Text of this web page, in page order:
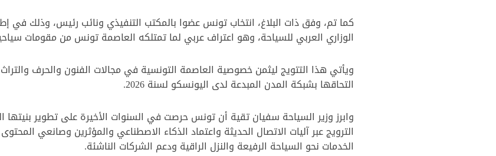
كما تم، وفق ذات البلاغ، انتخاب تونس عضوا بالمكتب التنفيذي ونائب رئيس، وذلك في
الوزاري العربي للسياحة، وهو اعتراف عربي لما تمتلكه العاصمة تونس من مقومات
ويأتي هذا التتويج ليثمن خصوصية العاصمة التونسية في مجالات الفنون والحرف
التحاقها بشبكة المدن المبدعة لدى اليونسكو لسنة 2026.
وابرز وزير السياحة سفيان تقية أن تونس حرصت في السنوات الأخيرة على تطوير بنيتها
الترويج عبر آليات الاتصال الحديثة واعتماد الذكاء الاصطناعي والمؤثرين وصانعي
الخدمات نحو السياحة الرفيعة والنزل الراقية ودعم الشركات الناشئة.